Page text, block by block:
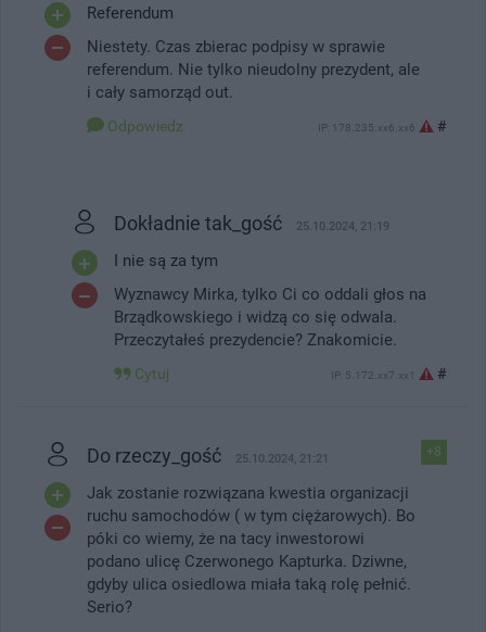
Referendum
Niestety. Czas zbierac podpisy w sprawie
referendum. Nie tylko nieudolny prezydent, ale
i cały samorząd out.
Odpowiedz IP: 178.235.xx6.xx6 #
Dokładnie tak_gość 25.10.2024, 21:19
I nie są za tym
Wyznawcy Mirka, tylko Ci co oddali głos na
Brządkowskiego i widzą co się odwala.
Przeczytałeś prezydencie? Znakomicie.
Cytuj IP: 5.172.xx7.xx1 #
+8
Do rzeczy_gość 25.10.2024, 21:21
Jak zostanie rozwiązana kwestia organizacji
ruchu samochodów ( w tym ciężarowych). Bo
póki co wiemy, że na tacy inwestorowi
podano ulicę Czerwonego Kapturka. Dziwne,
gdyby ulica osiedlowa miała taką rolę pełnić.
Serio?